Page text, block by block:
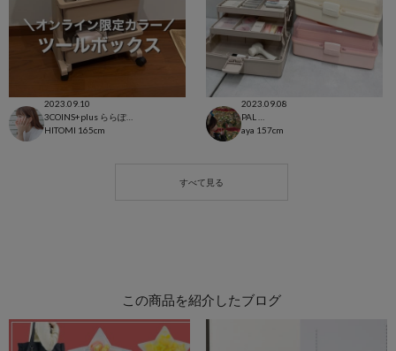
2023.09.10
HITOMI 165cm
2023.09.08
aya 157cm
この商品を紹介したブログ